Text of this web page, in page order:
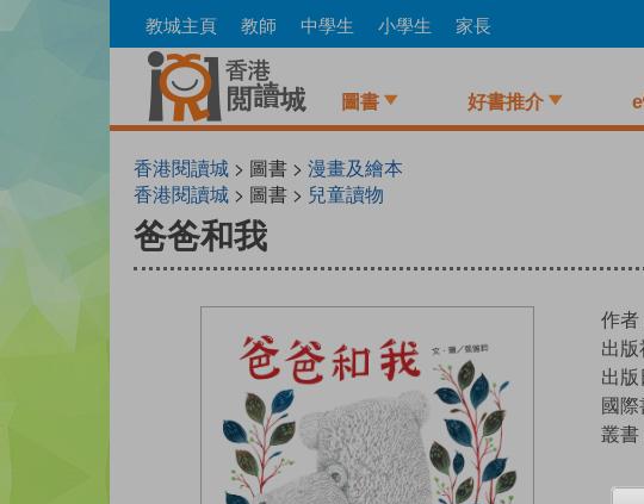
to
教城主頁 教師 中學生 小學生 家長
圖書 好書推介
香港閱讀城> 圖書 > 漫畫及繪本
香港閱讀城> 圖書 > 兒童讀物
爸爸和我
作者
出版
出版
國際
叢書